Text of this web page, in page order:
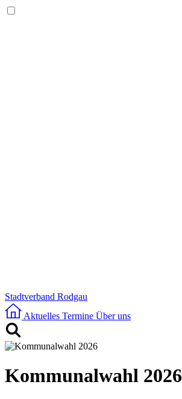
Stadtverband Rodgau
Aktuelles Termine Über uns
Kommunalwahl 2026